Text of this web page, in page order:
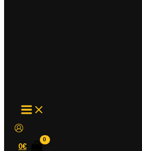
MAIN
MENU
0€